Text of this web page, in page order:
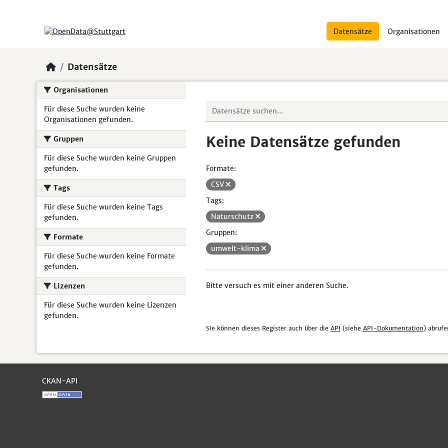
Datensätze Organisationen
Datensätze
Organisationen
Für diese Suche wurden keine
Organisationen gefunden.
Gruppen
Für diese Suche wurden keine Gruppen
gefunden.
Tags
Für diese Suche wurden keine Tags
gefunden.
Formate
Für diese Suche wurden keine Formate
gefunden.
Lizenzen
Für diese Suche wurden keine Lizenzen
gefunden.
Keine Datensätze gefunden
Formate:
CSV
Tags:
Naturschutz
Gruppen:
umwelt-klima
Bitte versuch es mit einer anderen Suche.
Sie können dieses Register auch über die API (siehe API-Dokumentation)
CKAN-API